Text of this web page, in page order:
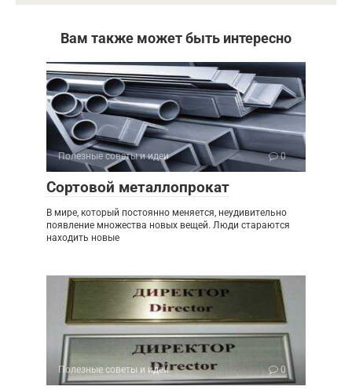
Вам также может быть интересно
Полезные советы и идеи 0
Сортовой металлопрокат
В мире, который постоянно меняется, неудивительно
появление множества новых вещей. Люди стараются
находить новые
Полезные советы и идеи 0